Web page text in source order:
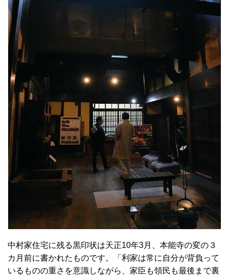
中村家住宅に残る黒印状は天正10年3月、本能寺の変の３
カ月前に書かれたものです。「利家は常に自分が背負って
いるものの重さを意識しながら、家臣も領民も最後まで裏